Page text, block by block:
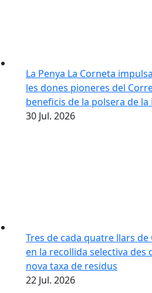
La Penya La Corneta
les dones pioneres del
beneficis de la polsera de la
Tres de cada quatre llars
en la recollida selectiva des
nova taxa de residus
30 Jul. 2026
22 Jul. 2026